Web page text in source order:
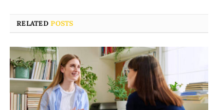
RELATEDPOSTS